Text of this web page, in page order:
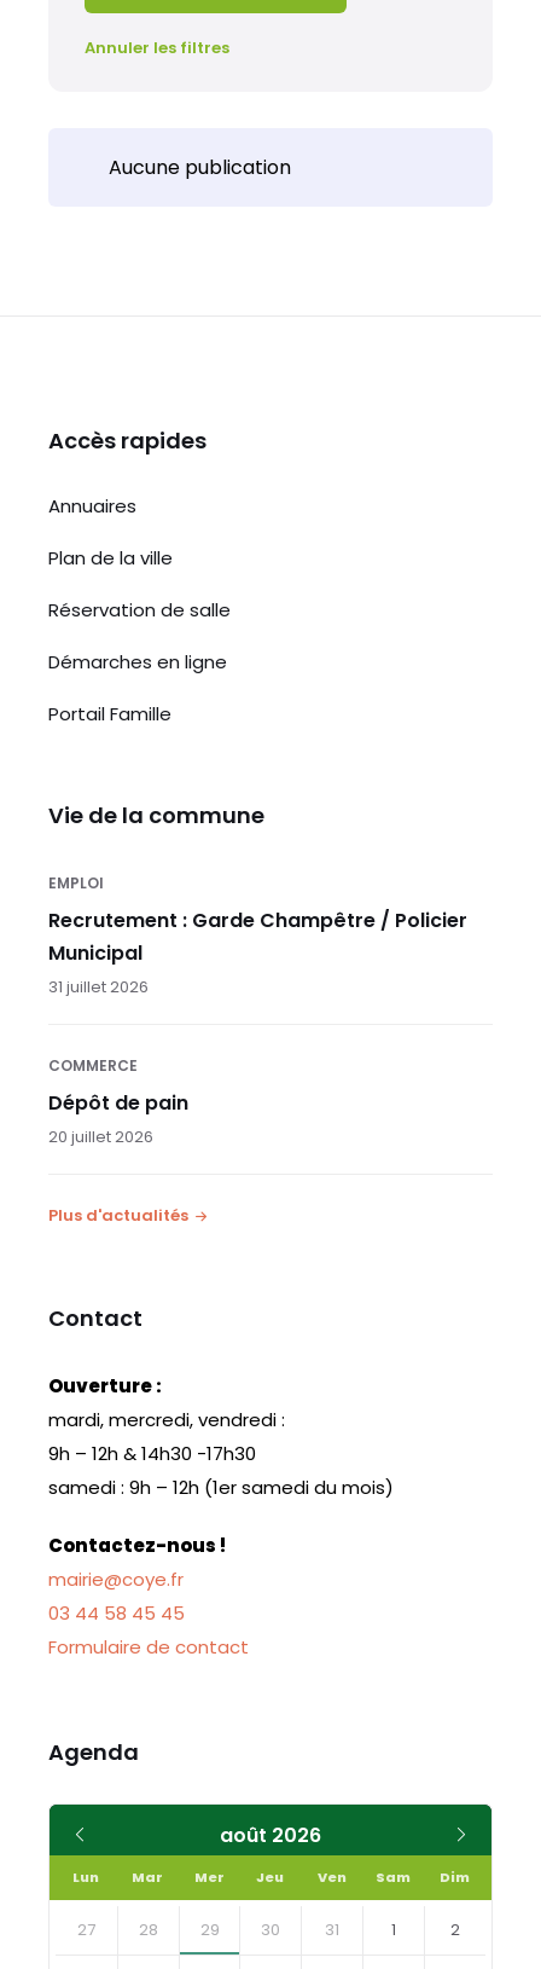
Annuler les filtres
Aucune publication
Accès rapides
Annuaires
Plan de la ville
Réservation de salle
Démarches en ligne
Portail Famille
Vie de la commune
EMPLOI
Recrutement : Garde Champêtre / Policier
Municipal
31 juillet 2026
COMMERCE
Dépôt de pain
20 juillet 2026
Plus d'actualités
Contact
Ouverture :
mardi, mercredi, vendredi :
9h – 12h & 14h30 -17h30
samedi : 9h – 12h (1er samedi du mois)
Contactez-nous !
mairie@coye.fr
03 44 58 45 45
Formulaire de contact
Agenda
août 2026
précédent
Lun Mar Mer Jeu Ven Sam Dim
Skip
calendar
27 28 29 30 31 1 2